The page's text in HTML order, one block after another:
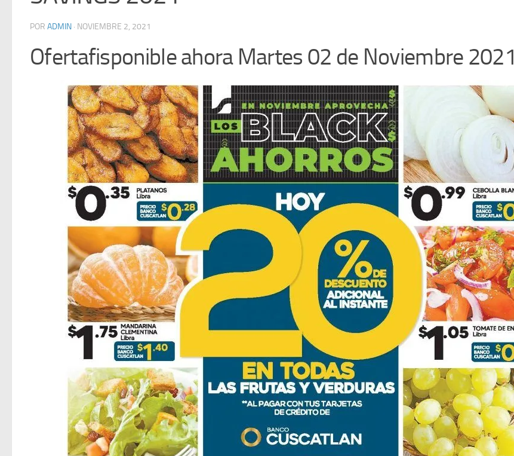
POR ADMIN · NOVIEMBRE 2, 2021
Ofertafisponible ahora Martes 02 de Noviembre 2021